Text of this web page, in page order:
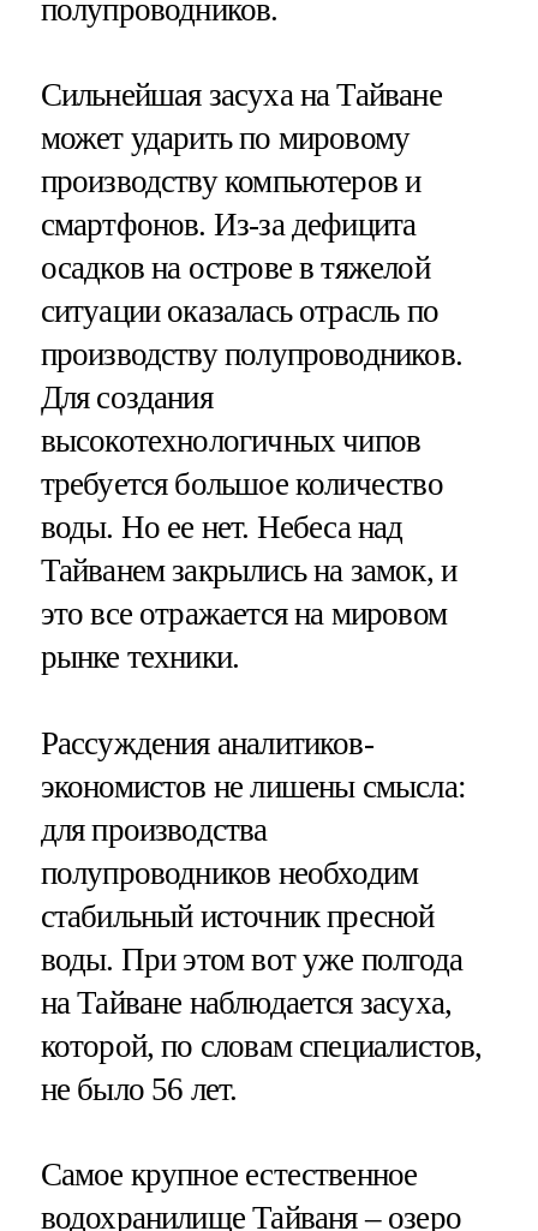
полупроводников.
Сильнейшая засуха на Тайване
может ударить по мировому
производству компьютеров и
смартфонов. Из-за дефицита
осадков на острове в тяжелой
ситуации оказалась отрасль по
производству полупроводников.
Для создания
высокотехнологичных чипов
требуется большое количество
воды. Но ее нет. Небеса над
Тайванем закрылись на замок, и
это все отражается на мировом
рынке техники.
Рассуждения аналитиков-
экономистов не лишены смысла:
для производства
полупроводников необходим
стабильный источник пресной
воды. При этом вот уже полгода
на Тайване наблюдается засуха,
которой, по словам специалистов,
не было 56 лет.
Самое крупное естественное
водохранилище Тайваня – озеро